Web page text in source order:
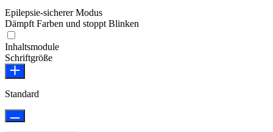
Epilepsie-sicherer Modus
Dämpft Farben und stoppt Blinken
Inhaltsmodule
Schriftgröße
Standard